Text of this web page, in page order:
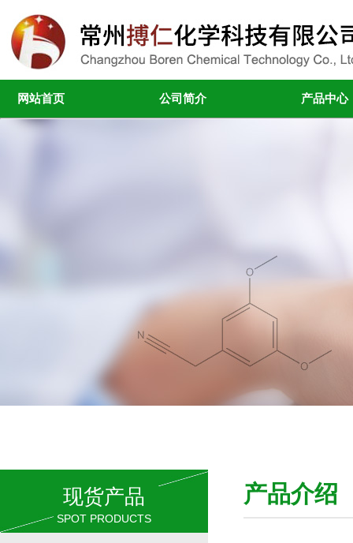
网站首页 公司简介 产品中心
现货产品
SPOT PRODUCTS
产品介